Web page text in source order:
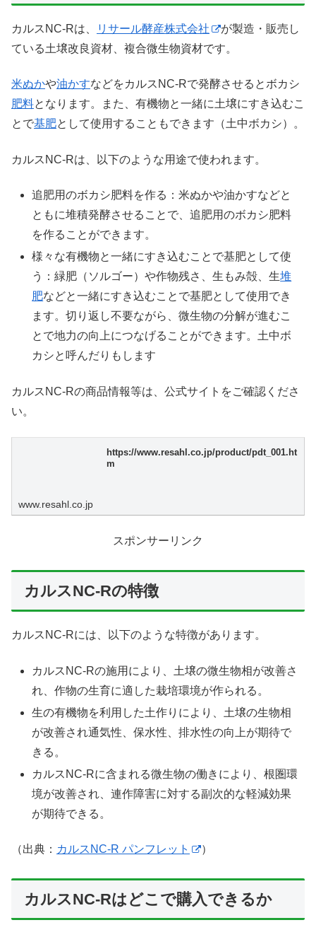
カルスNC-Rは、 リサール酵産株式会社
が製造・販売し
ている土壌改良資材、複合微生物資材です。
米ぬかや油かすなどをカルスNC-Rで発酵させるとボカシ
肥料となります。また、有機物と一緒に土壌にすき込むこ
とで基肥として使用することもできます（土中ボカシ）。
カルスNC-Rは、以下のような用途で使われます。
追肥用のボカシ肥料を作る：米ぬかや油かすなどと
ともに堆積発酵させることで、追肥用のボカシ肥料
を作ることができます。
様々な有機物と一緒にすき込むことで基肥として使
う：緑肥（ソルゴー）や作物残さ、生もみ殻、生堆
肥などと一緒にすき込むことで基肥として使用でき
ます。切り返し不要ながら、微生物の分解が進むこ
とで地力の向上につなげることができます。土中ボ
カシと呼んだりもします
カルスNC-Rの商品情報等は、公式サイトをご確認くださ
い。
https://www.resahl.co.jp/product/pdt_001.ht
m
www.resahl.co.jp
スポンサーリンク
カルスNC-Rの特徴
カルスNC-Rには、以下のような特徴があります。
カルスNC-Rの施用により、土壌の微生物相が改善さ
れ、作物の生育に適した栽培環境が作られる。
生の有機物を利用した土作りにより、土壌の生物相
が改善され通気性、保水性、排水性の向上が期待で
きる。
カルスNC-Rに含まれる微生物の働きにより、根圏環
境が改善され、連作障害に対する副次的な軽減効果
が期待できる。
（出典： カルスNC-R パンフレット ）
カルスNC-Rはどこで購入できるか